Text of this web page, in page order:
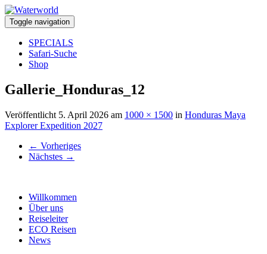
Toggle navigation
SPECIALS
Safari-Suche
Shop
Gallerie_Honduras_12
Veröffentlicht 5. April 2026 am 1000 × 1500 in Honduras Maya
Explorer Expedition 2027
← Vorheriges
Nächstes →
Willkommen
Über uns
Reiseleiter
ECO Reisen
News